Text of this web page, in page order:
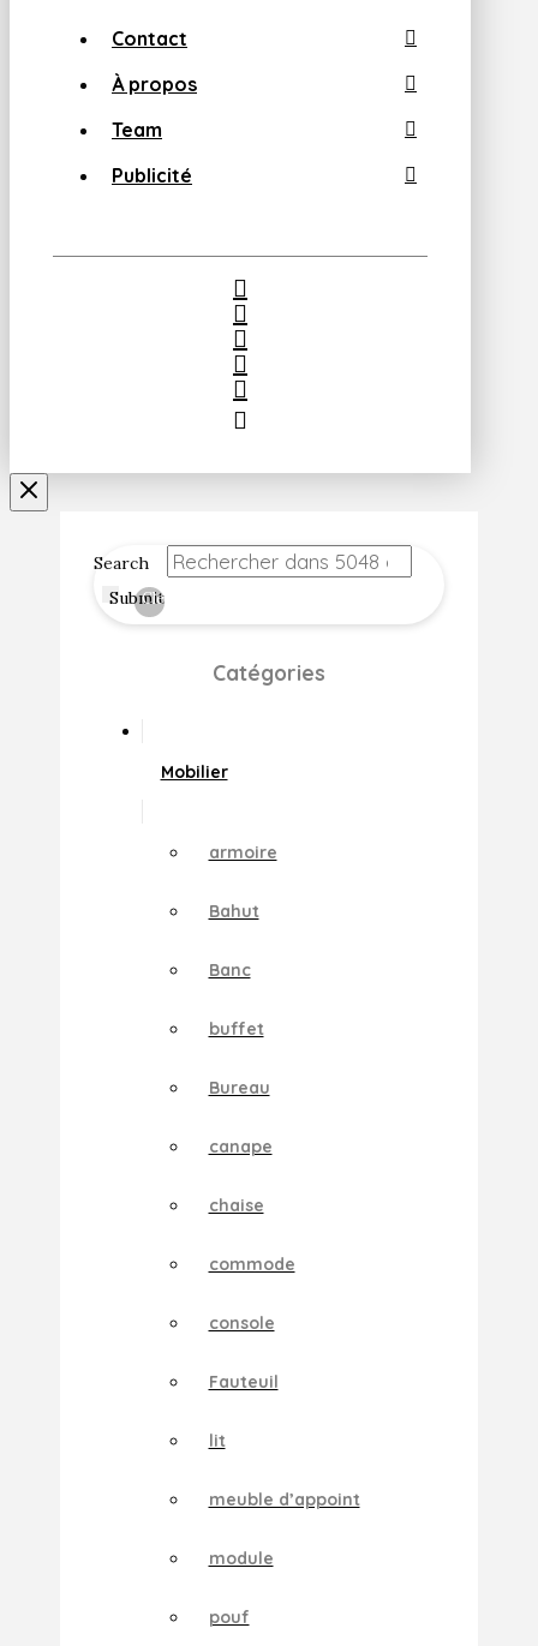
Contact
À propos
Team
Publicité
Search
Submit
Clear
Catégories
Mobilier
armoire
Bahut
Banc
buffet
Bureau
canape
chaise
commode
console
Fauteuil
lit
meuble d’appoint
module
pouf